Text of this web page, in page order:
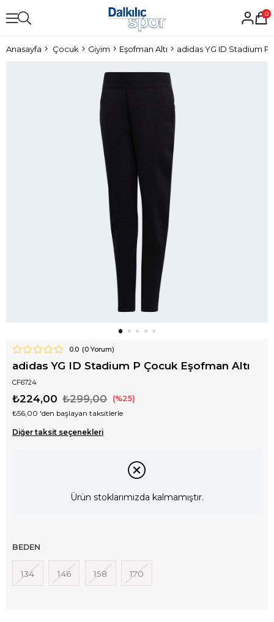
0
Anasayfa Çocuk Giyim Eşofman Altı adidas YG ID Stadium P
0.0 (0Yorum)
adidas YG ID Stadium P Çocuk Eşofman Altı
CF6724
₺299,00
₺224,00 25
₺56,00 'den başlayan taksitlerle
Diğer taksit seçenekleri
Ürün stoklarımızda kalmamıştır.
BEDEN
134 146 158 170